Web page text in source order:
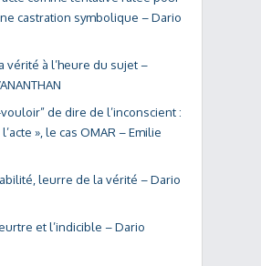
castration symbolique – Dario
vérité à l’heure du sujet –
vouloir” de dire de l’inconscient :
», le cas OMAR – Emilie
leurre de la vérité – Dario
et l’indicible – Dario